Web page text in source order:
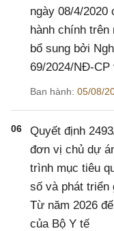
ngày 08/4/2020
hành chính
bổ sung bởi
69/2024/NĐ-CP
Ban hành: 05/08/
06
Quyết định
đơn vị chủ dự
trình mục tiêu
số và phát triển
Từ năm 2026
của Bộ Y tế